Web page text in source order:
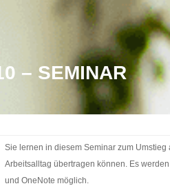
– SEMINAR
Sie lernen in diesem Seminar zum
Arbeitsalltag übertragen können. Es
und OneNote möglich.